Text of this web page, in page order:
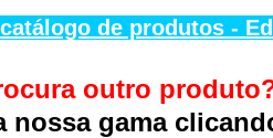
de produtos -
outro
nossa gama